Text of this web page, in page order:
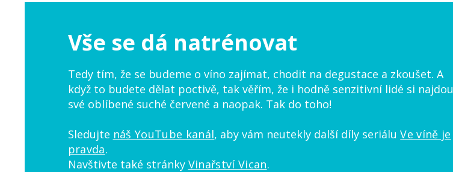
Vše se dá natrénovat
Tedy tím, že se budeme o víno zajímat, chodit na degustace a zkoušet. A
když to budete dělat poctivě, tak věřím, že i hodně senzitivní lidé si najdou
své oblíbené suché červené a naopak. Tak do toho!
Sledujte náš YouTube kanál, aby vám neutekly další díly seriáluVe víně je
pravda.
Navštivte také stránky Vinařství Vican.